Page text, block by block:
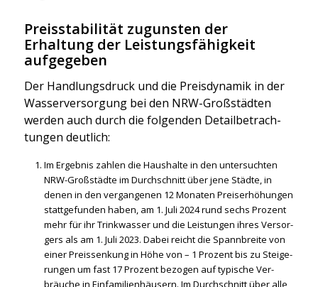
Preisstabilität zugunsten der
Erhaltung der Leistungsfähigkeit
aufgegeben
Der Hand­lungs­druck und die Preis­dy­na­mik in der
Was­ser­ver­sor­gung bei den NRW-Groß­städ­ten
wer­den auch durch die fol­gen­den Detail­be­trach­
tun­gen deut­lich:
Im Ergeb­nis zah­len die Haus­hal­te in den unter­such­ten
NRW-Groß­städ­te im Durch­schnitt über jene Städ­te, in
denen in den ver­gan­ge­nen 12 Mona­ten Preis­er­hö­hun­gen
statt­ge­fun­den haben, am 1. Juli 2024 rund sechs Pro­zent
mehr für ihr Trink­was­ser und die Leis­tun­gen ihres Ver­sor­
gers als am 1. Juli 2023. Dabei reicht die Spann­brei­te von
einer Preis­sen­kung in Höhe von – 1 Pro­zent bis zu Stei­ge­
run­gen um fast 17 Pro­zent bezo­gen auf typi­sche Ver­
bräu­che in Ein­fa­mi­li­en­häu­sern. Im Durch­schnitt über alle